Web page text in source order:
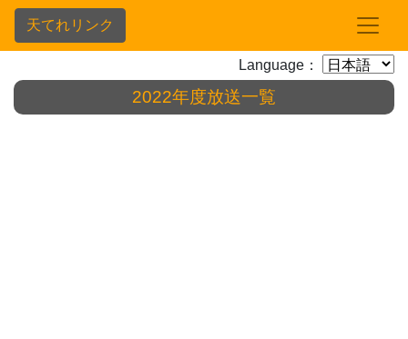
天てれリンク
Language：
2022年度放送一覧